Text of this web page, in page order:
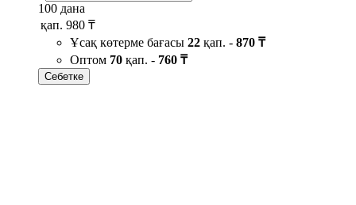
100 дана
қап. 980 ₸
Ұсақ көтерме бағасы 22 қап. - 870 ₸
Оптом 70 қап. - 760 ₸
Себетке